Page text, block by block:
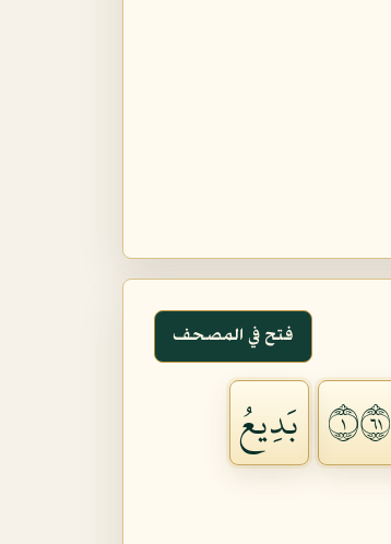
فتح في المصحف
بَدِيعُ